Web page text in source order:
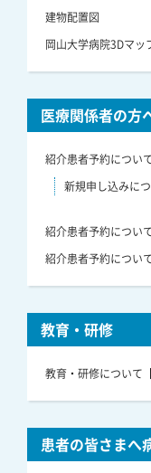
建物配置図
岡山大学病院3Dマッ
医療関係者の方
紹介患者予約につい
新規申し込みに
紹介患者予約につい
紹介患者予約につい
教育・研修
教育・研修について
患者の皆さまへ